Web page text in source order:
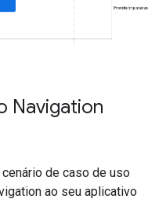
Navigation
de caso de uso
ao seu aplicativo